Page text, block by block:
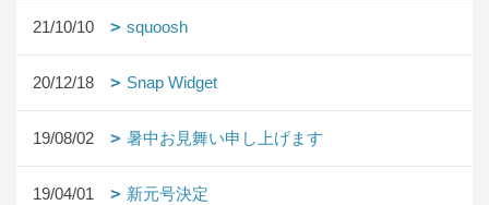
21/10/10 squoosh
20/12/18 Snap Widget
19/08/02 暑中お見舞い申し上げます
19/04/01 新元号決定